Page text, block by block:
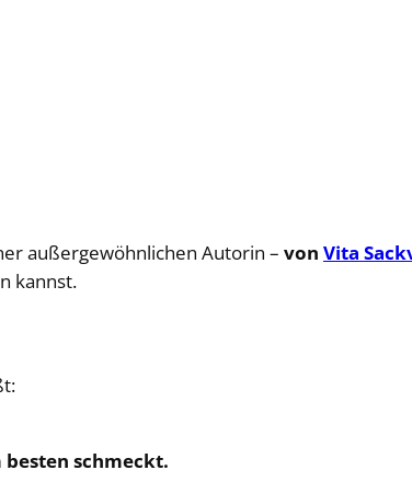
außergewöhnlichen Autorin – von Vita
kannst.
schmeckt.